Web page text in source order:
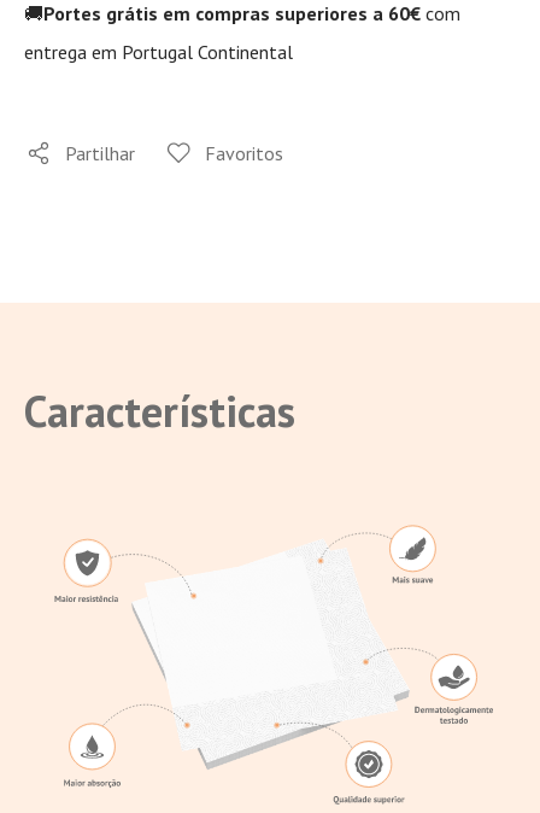
🚚Portes grátis em compras superiores a 60€ com
entrega em Portugal Continental
Partilhar Favoritos
Características